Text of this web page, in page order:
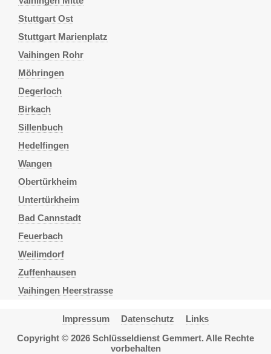
Stuttgart Ost
Stuttgart Marienplatz
Vaihingen Rohr
Möhringen
Degerloch
Birkach
Sillenbuch
Hedelfingen
Wangen
Obertürkheim
Untertürkheim
Bad Cannstadt
Feuerbach
Weilimdorf
Zuffenhausen
Vaihingen Heerstrasse
Impressum Datenschutz
Links
Copyright © 2026 Schlüsseldienst Gemmert. Alle Rechte
vorbehalten